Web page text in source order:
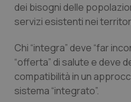
Sardegna
Sicilia
Toscana
Malattia di Crohn &
Neuroscienze &
Obesità
dei bisogni delle
servizi esistenti nei
Chi “integra” deve “far
“offerta” di salute e deve
compatibilità in un
sistema “integrato”.